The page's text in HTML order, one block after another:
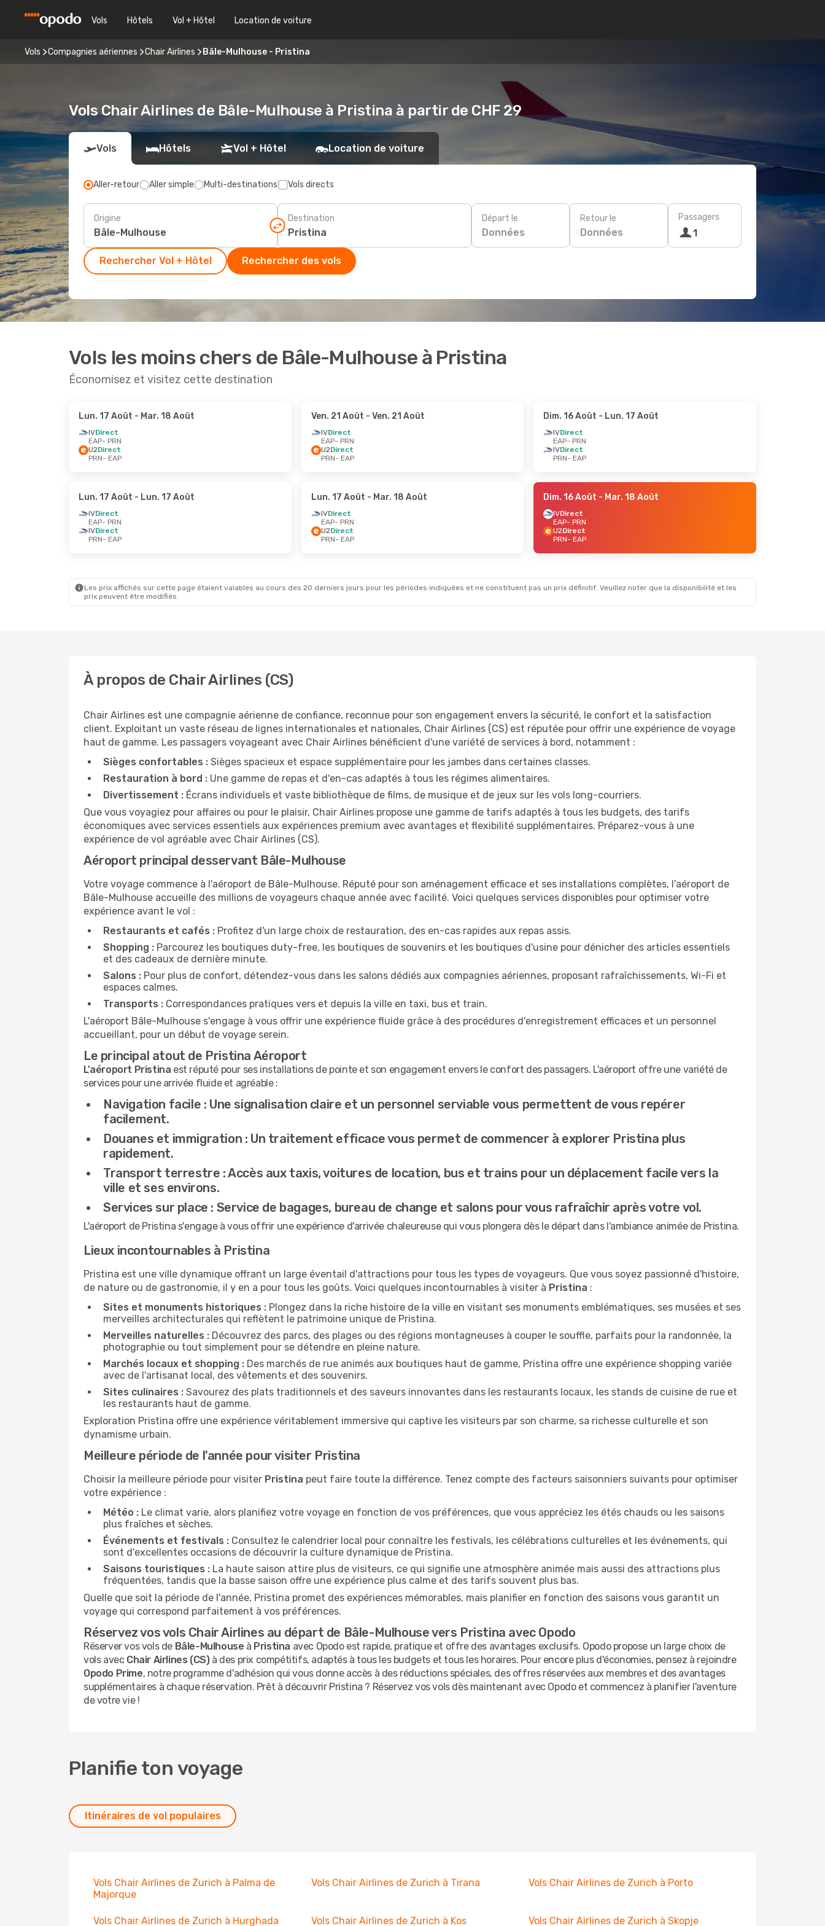
Vols Hôtels Vol + Hôtel Location de voiture
Vols Compagnies aériennes Chair Airlines Bâle-Mulhouse - Pristina
Vols Chair Airlines de Bâle-Mulhouse à Pristina à partir de CHF 29
Vols Hôtels Vol + Hôtel Location de voiture
Aller-retour Aller simple Multi-destinations Vols directs
Origine Destination Départ le
Données
Retour le
Données
Passagers
1
Rechercher Vol + Hôtel Rechercher des vols
Vols les moins chers de Bâle-Mulhouse à Pristina
Économisez et visitez cette destination
Lun. 17 Août - Mar. 18 Août
IVDirect
EAP- PRN
U2Direct
PRN- EAP
Ven. 21 Août - Ven. 21 Août
IVDirect
EAP- PRN
U2Direct
PRN- EAP
Dim. 16 Août - Lun. 17 Août
IVDirect
EAP- PRN
IVDirect
PRN- EAP
Lun. 17 Août - Lun. 17 Août
IVDirect
EAP- PRN
IVDirect
PRN- EAP
Lun. 17 Août - Mar. 18 Août
IVDirect
EAP- PRN
U2Direct
PRN- EAP
Dim. 16 Août - Mar. 18 Août
IVDirect
EAP- PRN
U2Direct
PRN- EAP
Les prix affichés sur cette page étaient valables au cours des 20 derniers jours pour les périodes indiquées et ne constituent pas un prix définitif. Veuillez noter que la disponibilité et les
prix peuvent être modifiés.
À propos de Chair Airlines (CS)
Chair Airlines est une compagnie aérienne de confiance, reconnue pour son engagement envers la sécurité, le confort et la satisfaction
client. Exploitant un vaste réseau de lignes internationales et nationales, Chair Airlines (CS) est réputée pour offrir une expérience de voyage
haut de gamme. Les passagers voyageant avec Chair Airlines bénéficient d'une variété de services à bord, notamment :
Sièges confortables : Sièges spacieux et espace supplémentaire pour les jambes dans certaines classes.
Restauration à bord : Une gamme de repas et d'en-cas adaptés à tous les régimes alimentaires.
Divertissement : Écrans individuels et vaste bibliothèque de films, de musique et de jeux sur les vols long-courriers.
Que vous voyagiez pour affaires ou pour le plaisir, Chair Airlines propose une gamme de tarifs adaptés à tous les budgets, des tarifs
économiques avec services essentiels aux expériences premium avec avantages et flexibilité supplémentaires. Préparez-vous à une
expérience de vol agréable avec Chair Airlines (CS).
Aéroport principal desservant Bâle-Mulhouse
Votre voyage commence à l'aéroport de Bâle-Mulhouse. Réputé pour son aménagement efficace et ses installations complètes, l'aéroport de
Bâle-Mulhouse accueille des millions de voyageurs chaque année avec facilité. Voici quelques services disponibles pour optimiser votre
expérience avant le vol :
Restaurants et cafés : Profitez d'un large choix de restauration, des en-cas rapides aux repas assis.
Shopping : Parcourez les boutiques duty-free, les boutiques de souvenirs et les boutiques d'usine pour dénicher des articles essentiels
et des cadeaux de dernière minute.
Salons : Pour plus de confort, détendez-vous dans les salons dédiés aux compagnies aériennes, proposant rafraîchissements, Wi-Fi et
espaces calmes.
Transports : Correspondances pratiques vers et depuis la ville en taxi, bus et train.
L'aéroport Bâle-Mulhouse s'engage à vous offrir une expérience fluide grâce à des procédures d'enregistrement efficaces et un personnel
accueillant, pour un début de voyage serein.
Le principal atout de Pristina Aéroport
L'aéroport Pristina est réputé pour ses installations de pointe et son engagement envers le confort des passagers. L'aéroport offre une variété de
services pour une arrivée fluide et agréable :
Navigation facile : Une signalisation claire et un personnel serviable vous permettent de vous repérer
facilement.
Douanes et immigration : Un traitement efficace vous permet de commencer à explorer Pristina plus
rapidement.
Transport terrestre :Accès aux taxis, voitures de location, bus et trains pour un déplacement facile vers la
ville et ses environs.
Services sur place : Service de bagages, bureau de change et salons pour vous rafraîchir après votre vol.
L'aéroport de Pristina s'engage à vous offrir une expérience d'arrivée chaleureuse qui vous plongera dès le départ dans l'ambiance animée de Pristina.
Lieux incontournables à Pristina
Pristina est une ville dynamique offrant un large éventail d'attractions pour tous les types de voyageurs. Que vous soyez passionné d'histoire,
de nature ou de gastronomie, il y en a pour tous les goûts. Voici quelques incontournables à visiter à Pristina :
Sites et monuments historiques : Plongez dans la riche histoire de la ville en visitant ses monuments emblématiques, ses musées et ses
merveilles architecturales qui reflètent le patrimoine unique de Pristina.
Merveilles naturelles : Découvrez des parcs, des plages ou des régions montagneuses à couper le souffle, parfaits pour la randonnée, la
photographie ou tout simplement pour se détendre en pleine nature.
Marchés locaux et shopping : Des marchés de rue animés aux boutiques haut de gamme, Pristina offre une expérience shopping variée
avec de l'artisanat local, des vêtements et des souvenirs.
Sites culinaires : Savourez des plats traditionnels et des saveurs innovantes dans les restaurants locaux, les stands de cuisine de rue et
les restaurants haut de gamme.
Exploration Pristina offre une expérience véritablement immersive qui captive les visiteurs par son charme, sa richesse culturelle et son
dynamisme urbain.
Meilleure période de l'année pour visiter Pristina
Choisir la meilleure période pour visiter Pristina peut faire toute la différence. Tenez compte des facteurs saisonniers suivants pour optimiser
votre expérience :
Météo : Le climat varie, alors planifiez votre voyage en fonction de vos préférences, que vous appréciez les étés chauds ou les saisons
plus fraîches et sèches.
Événements et festivals : Consultez le calendrier local pour connaître les festivals, les célébrations culturelles et les événements, qui
sont d'excellentes occasions de découvrir la culture dynamique de Pristina.
Saisons touristiques : La haute saison attire plus de visiteurs, ce qui signifie une atmosphère animée mais aussi des attractions plus
fréquentées, tandis que la basse saison offre une expérience plus calme et des tarifs souvent plus bas.
Quelle que soit la période de l'année, Pristina promet des expériences mémorables, mais planifier en fonction des saisons vous garantit un
voyage qui correspond parfaitement à vos préférences.
Réservez vos vols Chair Airlines au départ de Bâle-Mulhouse vers Pristina avec Opodo
Réserver vos vols de Bâle-Mulhouse à Pristina avec Opodo est rapide, pratique et offre des avantages exclusifs. Opodo propose un large choix de
vols avec Chair Airlines (CS)à des prix compétitifs, adaptés à tous les budgets et tous les horaires. Pour encore plus d'économies, pensez à rejoindre
Opodo Prime, notre programme d'adhésion qui vous donne accès à des réductions spéciales, des offres réservées aux membres et des avantages
supplémentaires à chaque réservation. Prêt à découvrir Pristina ? Réservez vos vols dès maintenant avec Opodo et commencez à planifier l'aventure
de votre vie !
Planifie ton voyage
Itinéraires de vol populaires
Vols Chair Airlines de Zurich à Palma de
Majorque
Vols Chair Airlines de Zurich à Tirana Vols Chair Airlines de Zurich à Porto
Vols Chair Airlines de Zurich à Hurghada Vols Chair Airlines de Zurich à Kos Vols Chair Airlines de Zurich à Skopje